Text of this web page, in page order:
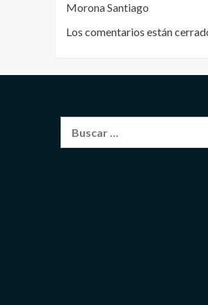
Morona Santiago
Los comentarios están